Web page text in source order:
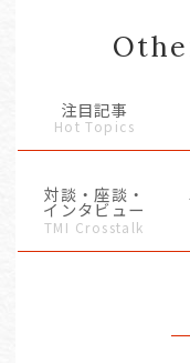
注目記事
Hot Topics
対談・座談・
インタビュー
TMI Crosstalk